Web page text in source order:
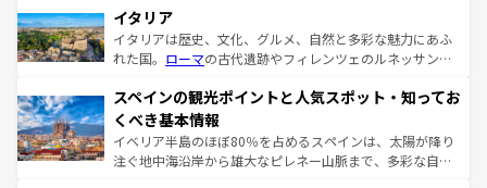
イタリア
イタリアは歴史、文化、グルメ、自然と多彩な魅力にあふ
れた国。 ローマの古代遺跡やフィレンツェのルネッサンス
ろん、トスカーナの美しい田園風景やアマルフィ海岸の絶
景など、自然景観も見逃せない。観光の合間には、本場の
ピザやパスタなど、絶品のイタリア料理を堪能することも
できる。朝目覚めてから夜眠るまで、すべての瞬間を楽し
スペインの観光ポイントと人気スポット・知ってお
くべき基本情報
イベリア半島のほぼ80％を占めるスペインは、太陽が降り
注ぐ地中海沿岸から雄大なピレネー山脈まで、多彩な自然